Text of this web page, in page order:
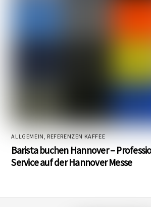
ALLGEMEIN REFERENZEN KAFFEE
Barista buchen Hannover –
Service auf der Hannover Messe